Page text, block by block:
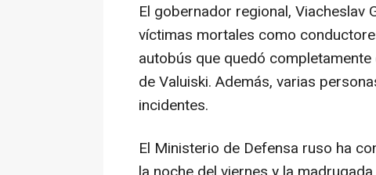
El gobernador regional, Viacheslav
víctimas mortales como
autobús que quedó
de Valuiski. Además, varias
incidentes.
El Ministerio de Defensa ruso ha